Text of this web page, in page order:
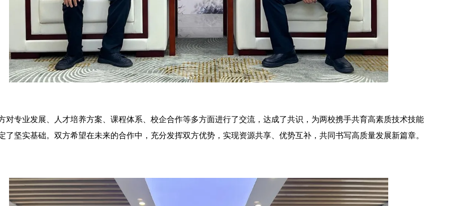
对专业发展、人才培养方案、课程体系、校企合作等多方面进行了交流，达成了共识，为两校携手共育高素质技术技能
了坚实基础。双方希望在未来的合作中，充分发挥双方优势，实现资源共享、优势互补，共同书写高质量发展新篇章。